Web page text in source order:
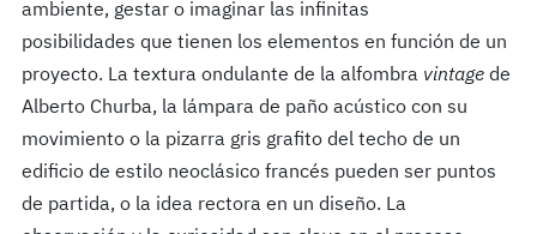
ambiente, gestar o imaginar las infinitas
posibilidades que tienen los elementos en función de un
proyecto. La textura ondulante de la alfombra vintagede
Alberto Churba, la lámpara de paño acústico con su
movimiento o la pizarra gris grafito del techo de un
edificio de estilo neoclásico francés pueden ser puntos
de partida, o la idea rectora en un diseño. La